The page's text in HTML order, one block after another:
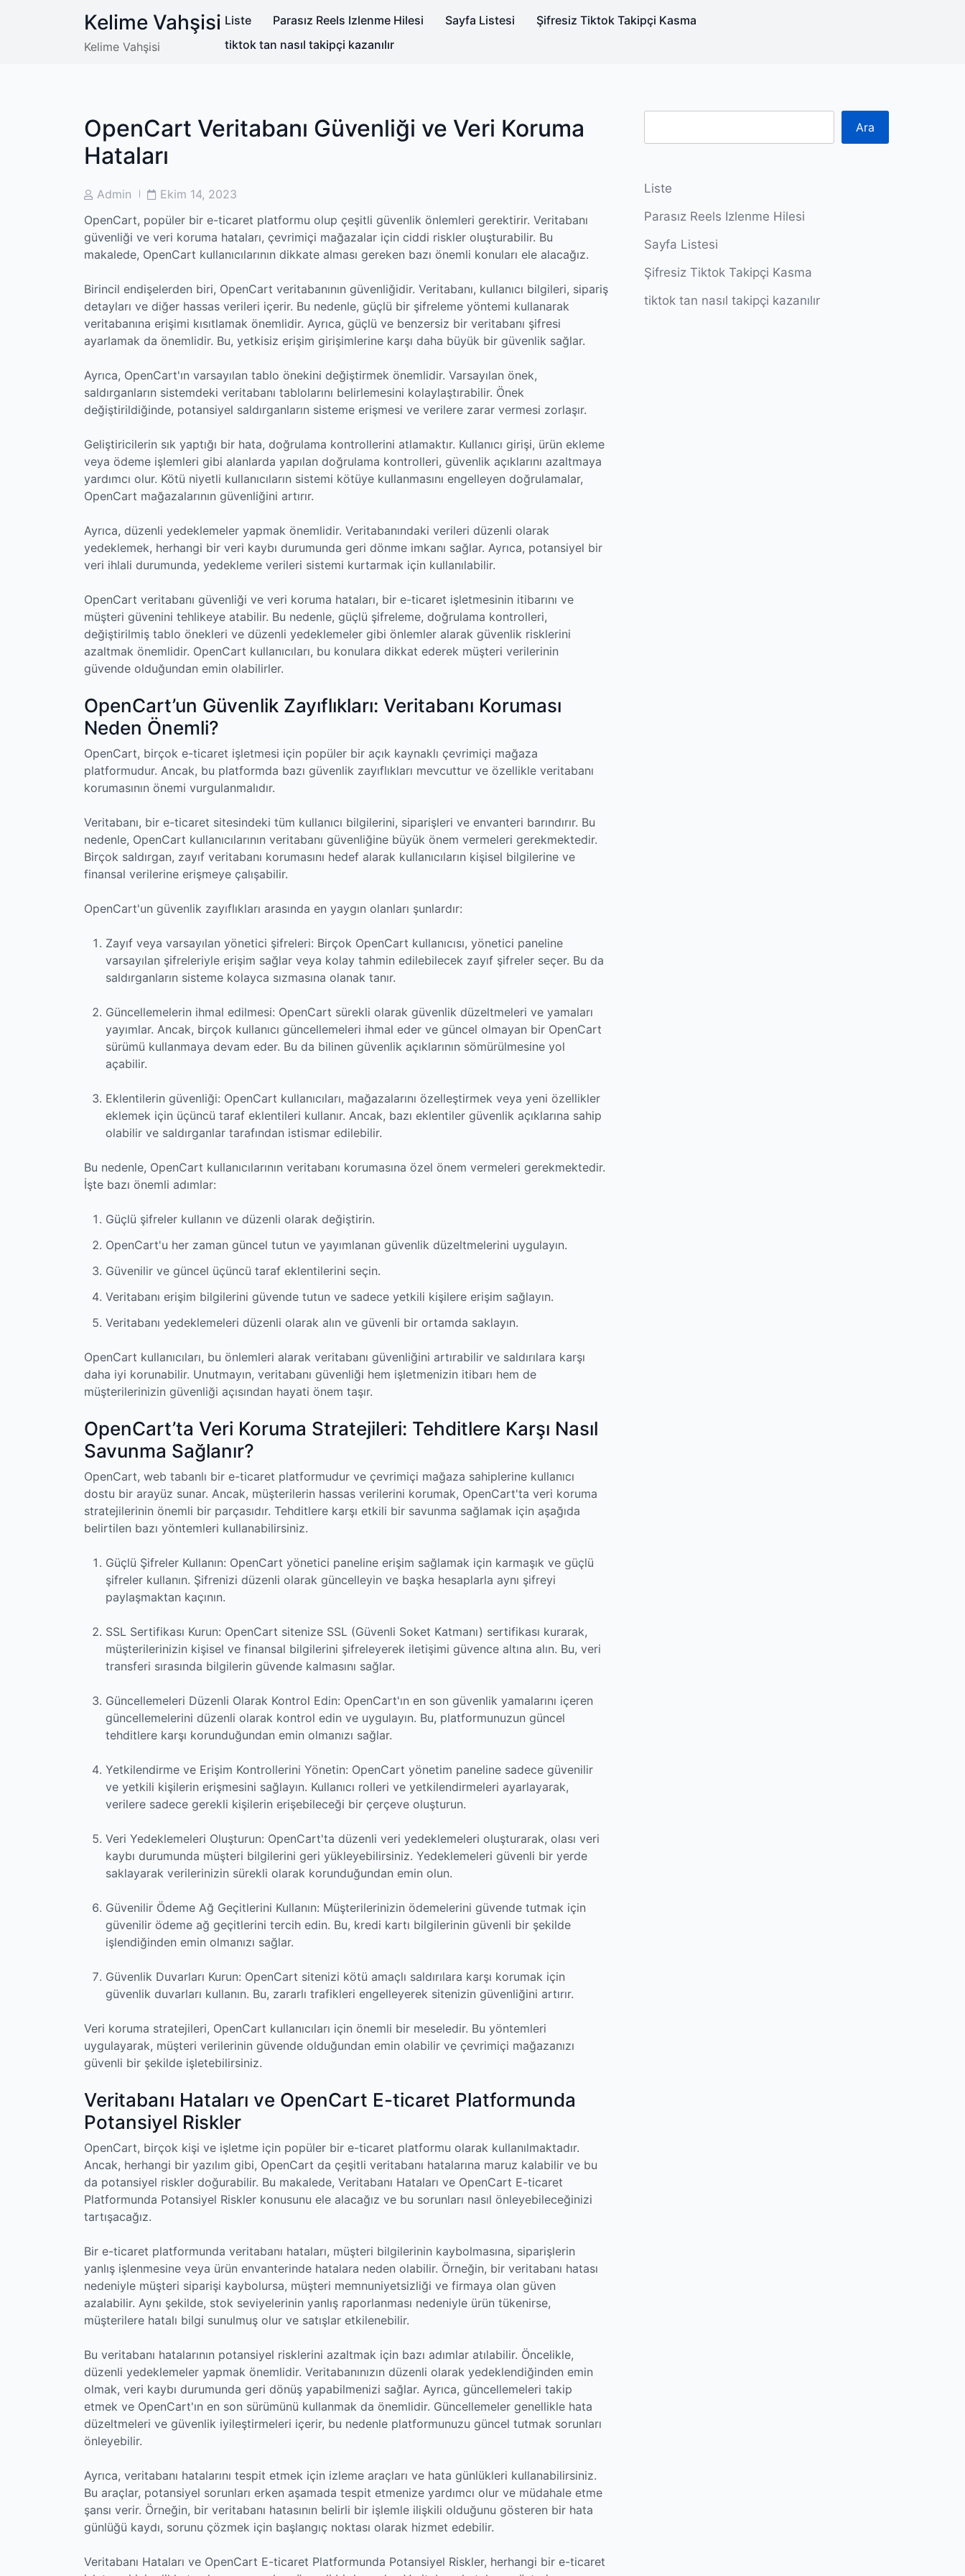
Kelime Vahşisi
Kelime Vahşisi
Liste Parasız Reels Izlenme Hilesi Sayfa Listesi
Şifresiz Tiktok Takipçi Kasma
tiktok tan nasıl takipçi kazanılır
OpenCart Veritabanı Güvenliği ve Veri Koruma
Hataları
PostAdmin
PostEkim 14, 2023
OpenCart, popüler bir e-ticaret platformu olup çeşitli güvenlik önlemleri gerektirir. Veritabanı
güvenliği ve veri koruma hataları, çevrimiçi mağazalar için ciddi riskler oluşturabilir. Bu
makalede, OpenCart kullanıcılarının dikkate alması gereken bazı önemli konuları ele alacağız.
Birincil endişelerden biri, OpenCart veritabanının güvenliğidir. Veritabanı, kullanıcı bilgileri, sipariş
detayları ve diğer hassas verileri içerir. Bu nedenle, güçlü bir şifreleme yöntemi kullanarak
veritabanına erişimi kısıtlamak önemlidir. Ayrıca, güçlü ve benzersiz bir veritabanı şifresi
ayarlamak da önemlidir. Bu, yetkisiz erişim girişimlerine karşı daha büyük bir güvenlik sağlar.
Ayrıca, OpenCart'ın varsayılan tablo önekini değiştirmek önemlidir. Varsayılan önek,
saldırganların sistemdeki veritabanı tablolarını belirlemesini kolaylaştırabilir. Önek
değiştirildiğinde, potansiyel saldırganların sisteme erişmesi ve verilere zarar vermesi zorlaşır.
Geliştiricilerin sık yaptığı bir hata, doğrulama kontrollerini atlamaktır. Kullanıcı girişi, ürün ekleme
veya ödeme işlemleri gibi alanlarda yapılan doğrulama kontrolleri, güvenlik açıklarını azaltmaya
yardımcı olur. Kötü niyetli kullanıcıların sistemi kötüye kullanmasını engelleyen doğrulamalar,
OpenCart mağazalarının güvenliğini artırır.
Ayrıca, düzenli yedeklemeler yapmak önemlidir. Veritabanındaki verileri düzenli olarak
yedeklemek, herhangi bir veri kaybı durumunda geri dönme imkanı sağlar. Ayrıca, potansiyel bir
veri ihlali durumunda, yedekleme verileri sistemi kurtarmak için kullanılabilir.
OpenCart veritabanı güvenliği ve veri koruma hataları, bir e-ticaret işletmesinin itibarını ve
müşteri güvenini tehlikeye atabilir. Bu nedenle, güçlü şifreleme, doğrulama kontrolleri,
değiştirilmiş tablo önekleri ve düzenli yedeklemeler gibi önlemler alarak güvenlik risklerini
azaltmak önemlidir. OpenCart kullanıcıları, bu konulara dikkat ederek müşteri verilerinin
güvende olduğundan emin olabilirler.
OpenCart’un Güvenlik Zayıflıkları: Veritabanı Koruması
Neden Önemli?
OpenCart, birçok e-ticaret işletmesi için popüler bir açık kaynaklı çevrimiçi mağaza
platformudur. Ancak, bu platformda bazı güvenlik zayıflıkları mevcuttur ve özellikle veritabanı
korumasının önemi vurgulanmalıdır.
Veritabanı, bir e-ticaret sitesindeki tüm kullanıcı bilgilerini, siparişleri ve envanteri barındırır. Bu
nedenle, OpenCart kullanıcılarının veritabanı güvenliğine büyük önem vermeleri gerekmektedir.
Birçok saldırgan, zayıf veritabanı korumasını hedef alarak kullanıcıların kişisel bilgilerine ve
finansal verilerine erişmeye çalışabilir.
OpenCart'un güvenlik zayıflıkları arasında en yaygın olanları şunlardır:
Zayıf veya varsayılan yönetici şifreleri: Birçok OpenCart kullanıcısı, yönetici paneline
varsayılan şifreleriyle erişim sağlar veya kolay tahmin edilebilecek zayıf şifreler seçer. Bu da
saldırganların sisteme kolayca sızmasına olanak tanır.
Güncellemelerin ihmal edilmesi: OpenCart sürekli olarak güvenlik düzeltmeleri ve yamaları
yayımlar. Ancak, birçok kullanıcı güncellemeleri ihmal eder ve güncel olmayan bir OpenCart
sürümü kullanmaya devam eder. Bu da bilinen güvenlik açıklarının sömürülmesine yol
açabilir.
Eklentilerin güvenliği: OpenCart kullanıcıları, mağazalarını özelleştirmek veya yeni özellikler
eklemek için üçüncü taraf eklentileri kullanır. Ancak, bazı eklentiler güvenlik açıklarına sahip
olabilir ve saldırganlar tarafından istismar edilebilir.
Bu nedenle, OpenCart kullanıcılarının veritabanı korumasına özel önem vermeleri gerekmektedir.
İşte bazı önemli adımlar:
Güçlü şifreler kullanın ve düzenli olarak değiştirin.
OpenCart'u her zaman güncel tutun ve yayımlanan güvenlik düzeltmelerini uygulayın.
Güvenilir ve güncel üçüncü taraf eklentilerini seçin.
Veritabanı erişim bilgilerini güvende tutun ve sadece yetkili kişilere erişim sağlayın.
Veritabanı yedeklemeleri düzenli olarak alın ve güvenli bir ortamda saklayın.
OpenCart kullanıcıları, bu önlemleri alarak veritabanı güvenliğini artırabilir ve saldırılara karşı
daha iyi korunabilir. Unutmayın, veritabanı güvenliği hem işletmenizin itibarı hem de
müşterilerinizin güvenliği açısından hayati önem taşır.
OpenCart’ta Veri Koruma Stratejileri: Tehditlere Karşı Nasıl
Savunma Sağlanır?
OpenCart, web tabanlı bir e-ticaret platformudur ve çevrimiçi mağaza sahiplerine kullanıcı
dostu bir arayüz sunar. Ancak, müşterilerin hassas verilerini korumak, OpenCart'ta veri koruma
stratejilerinin önemli bir parçasıdır. Tehditlere karşı etkili bir savunma sağlamak için aşağıda
belirtilen bazı yöntemleri kullanabilirsiniz.
Güçlü Şifreler Kullanın: OpenCart yönetici paneline erişim sağlamak için karmaşık ve güçlü
şifreler kullanın. Şifrenizi düzenli olarak güncelleyin ve başka hesaplarla aynı şifreyi
paylaşmaktan kaçının.
SSL Sertifikası Kurun: OpenCart sitenize SSL (Güvenli Soket Katmanı) sertifikası kurarak,
müşterilerinizin kişisel ve finansal bilgilerini şifreleyerek iletişimi güvence altına alın. Bu, veri
transferi sırasında bilgilerin güvende kalmasını sağlar.
Güncellemeleri Düzenli Olarak Kontrol Edin: OpenCart'ın en son güvenlik yamalarını içeren
güncellemelerini düzenli olarak kontrol edin ve uygulayın. Bu, platformunuzun güncel
tehditlere karşı korunduğundan emin olmanızı sağlar.
Yetkilendirme ve Erişim Kontrollerini Yönetin: OpenCart yönetim paneline sadece güvenilir
ve yetkili kişilerin erişmesini sağlayın. Kullanıcı rolleri ve yetkilendirmeleri ayarlayarak,
verilere sadece gerekli kişilerin erişebileceği bir çerçeve oluşturun.
Veri Yedeklemeleri Oluşturun: OpenCart'ta düzenli veri yedeklemeleri oluşturarak, olası veri
kaybı durumunda müşteri bilgilerini geri yükleyebilirsiniz. Yedeklemeleri güvenli bir yerde
saklayarak verilerinizin sürekli olarak korunduğundan emin olun.
Güvenilir Ödeme Ağ Geçitlerini Kullanın: Müşterilerinizin ödemelerini güvende tutmak için
güvenilir ödeme ağ geçitlerini tercih edin. Bu, kredi kartı bilgilerinin güvenli bir şekilde
işlendiğinden emin olmanızı sağlar.
Güvenlik Duvarları Kurun: OpenCart sitenizi kötü amaçlı saldırılara karşı korumak için
güvenlik duvarları kullanın. Bu, zararlı trafikleri engelleyerek sitenizin güvenliğini artırır.
Veri koruma stratejileri, OpenCart kullanıcıları için önemli bir meseledir. Bu yöntemleri
uygulayarak, müşteri verilerinin güvende olduğundan emin olabilir ve çevrimiçi mağazanızı
güvenli bir şekilde işletebilirsiniz.
Veritabanı Hataları ve OpenCart E-ticaret Platformunda
Potansiyel Riskler
OpenCart, birçok kişi ve işletme için popüler bir e-ticaret platformu olarak kullanılmaktadır.
Ancak, herhangi bir yazılım gibi, OpenCart da çeşitli veritabanı hatalarına maruz kalabilir ve bu
da potansiyel riskler doğurabilir. Bu makalede, Veritabanı Hataları ve OpenCart E-ticaret
Platformunda Potansiyel Riskler konusunu ele alacağız ve bu sorunları nasıl önleyebileceğinizi
tartışacağız.
Bir e-ticaret platformunda veritabanı hataları, müşteri bilgilerinin kaybolmasına, siparişlerin
yanlış işlenmesine veya ürün envanterinde hatalara neden olabilir. Örneğin, bir veritabanı hatası
nedeniyle müşteri siparişi kaybolursa, müşteri memnuniyetsizliği ve firmaya olan güven
azalabilir. Aynı şekilde, stok seviyelerinin yanlış raporlanması nedeniyle ürün tükenirse,
müşterilere hatalı bilgi sunulmuş olur ve satışlar etkilenebilir.
Bu veritabanı hatalarının potansiyel risklerini azaltmak için bazı adımlar atılabilir. Öncelikle,
düzenli yedeklemeler yapmak önemlidir. Veritabanınızın düzenli olarak yedeklendiğinden emin
olmak, veri kaybı durumunda geri dönüş yapabilmenizi sağlar. Ayrıca, güncellemeleri takip
etmek ve OpenCart'ın en son sürümünü kullanmak da önemlidir. Güncellemeler genellikle hata
düzeltmeleri ve güvenlik iyileştirmeleri içerir, bu nedenle platformunuzu güncel tutmak sorunları
önleyebilir.
Ayrıca, veritabanı hatalarını tespit etmek için izleme araçları ve hata günlükleri kullanabilirsiniz.
Bu araçlar, potansiyel sorunları erken aşamada tespit etmenize yardımcı olur ve müdahale etme
şansı verir. Örneğin, bir veritabanı hatasının belirli bir işlemle ilişkili olduğunu gösteren bir hata
günlüğü kaydı, sorunu çözmek için başlangıç noktası olarak hizmet edebilir.
Veritabanı Hataları ve OpenCart E-ticaret Platformunda Potansiyel Riskler, herhangi bir e-ticaret
Ara
Liste
Parasız Reels Izlenme Hilesi
Sayfa Listesi
Şifresiz Tiktok Takipçi Kasma
tiktok tan nasıl takipçi kazanılır